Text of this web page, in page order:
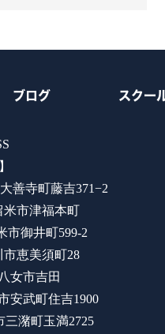
ブログ スクー
善寺町藤吉371−2
市津福本町
市御井町599-2
恵美須町28
女市吉田
安武町住吉1900
三潴町玉満2725